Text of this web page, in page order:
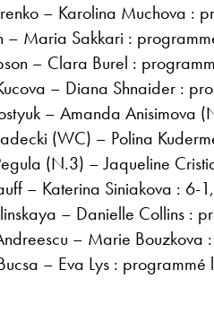
– Karolina Muchova :
– Maria Sakkari :
– Clara Burel :
– Diana Shnaider :
– Amanda Anisimova
(WC) – Polina
(N.3) – Jaqueline
– Katerina Siniakova : 6-
– Danielle Collins :
– Marie Bouzkova
– Eva Lys : programmé